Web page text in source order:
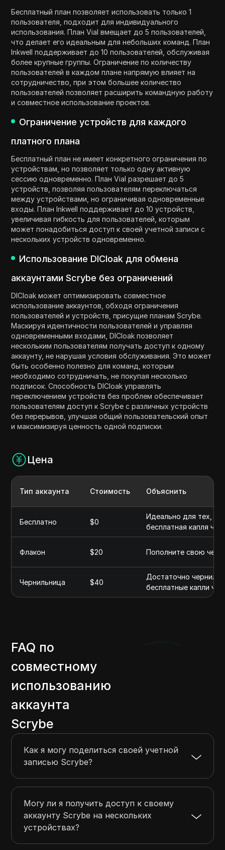
Бесплатный план позволяет использовать только 1
пользователя, подходит для индивидуального
использования. План Vial вмещает до 5 пользователей,
что делает его идеальным для небольших команд. План
Inkwell поддерживает до 10 пользователей, обслуживая
более крупные группы. Ограничение по количеству
пользователей в каждом плане напрямую влияет на
сотрудничество, при этом большее количество
пользователей позволяет расширить командную работу
и совместное использование проектов.
Ограничение устройств для каждого
платного плана
Бесплатный план не имеет конкретного ограничения по
устройствам, но позволяет только одну активную
сессию одновременно. План Vial разрешает до 5
устройств, позволяя пользователям переключаться
между устройствами, но ограничивая одновременные
входы. План Inkwell поддерживает до 10 устройств,
увеличивая гибкость для пользователей, которым
может понадобиться доступ к своей учетной записи с
нескольких устройств одновременно.
Использование DICloak для обмена
аккаунтами Scrybe без ограничений
DICloak может оптимизировать совместное
использование аккаунтов, обходя ограничения
пользователей и устройств, присущие планам Scrybe.
Маскируя идентичности пользователей и управляя
одновременными входами, DICloak позволяет
нескольким пользователям получать доступ к одному
аккаунту, не нарушая условия обслуживания. Это может
быть особенно полезно для команд, которым
необходимо сотрудничать, не покупая несколько
подписок. Способность DICloak управлять
переключением устройств без проблем обеспечивает
пользователям доступ к Scrybe с различных устройств
без перерывов, улучшая общий пользовательский опыт
и максимизируя ценность одной подписки.
Цена
Тип аккаунта Стоимость Объяснить
Бесплатно $0
Идеально для тех,
бесплатная капля
Флакон $20 Пополните свою
Чернильница $40
Достаточно чернил
бесплатные капли
FAQ по
совместному
использованию
аккаунта
Scrybe
Как я могу поделиться своей учетной
записью Scrybe?
Могу ли я получить доступ к своему
аккаунту Scrybe на нескольких
устройствах?